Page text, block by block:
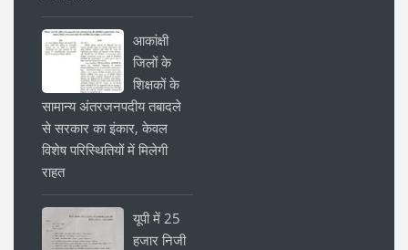
आकांक्षी
जिलों के
शिक्षकों के
सामान्य अंतरजनपदीय तबादले
से सरकार का इंकार, केवल
विशेष परिस्थितियों में मिलेगी
राहत
यूपी में 25
हजार निजी